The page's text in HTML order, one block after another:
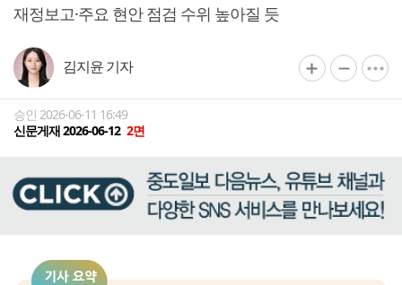
재정보고·주요 현안 점검 수위 높아질 듯
김지윤 기자
승인 2026-06-11 16:49
신문게재 2026-06-12 2면